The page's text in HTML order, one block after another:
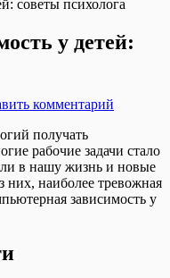
у детей:
комментарий
получать
рабочие задачи стало
в нашу жизнь и новые
них, наиболее тревожная
зависимость у